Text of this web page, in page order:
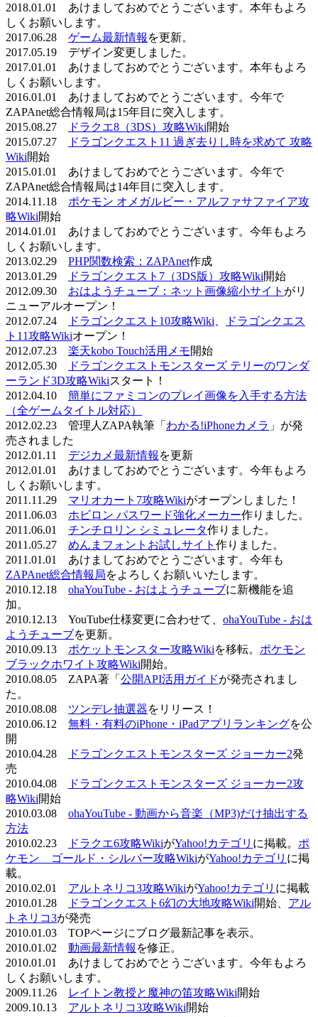
2018.01.01 あけましておめでとうございます。本年もよろ
しくお願いします。
2017.06.28 ゲーム最新情報 を更新。
2017.05.19 デザイン変更しました。
2017.01.01 あけましておめでとうございます。本年もよろ
しくお願いします。
2016.01.01 あけましておめでとうございます。今年で
ZAPAnet総合情報局は15年目に突入します。
2015.08.27
ドラクエ8（3DS）攻略Wiki開始
2015.07.27
ドラゴンクエスト11 過ぎ去りし時を求めて 攻略
Wiki開始
2015.01.01 あけましておめでとうございます。今年で
ZAPAnet総合情報局は14年目に突入します。
2014.11.18 ポケモン オメガルビー・アルファサファイア攻
略Wiki開始
2014.01.01 あけましておめでとうございます。今年もよろ
しくお願いします。
2013.02.29 PHP関数検索：ZAPAnet作成
2013.01.29
ドラゴンクエスト7（3DS版）攻略Wiki開始
2012.09.30 おはようチューブ：ネット画像縮小サイト がリ
ニューアルオープン！
2012.07.24
ドラゴンクエスト10攻略Wiki
ドラゴンクエス
ト11攻略Wikiオープン！
2012.07.23 楽天kobo Touch活用メモ開始
2012.05.30
ドラゴンクエストモンスターズ テリーのワンダ
ーランド3D攻略Wikiスタート！
2012.04.10 簡単にファミコンのプレイ画像を入手する方法
（全ゲームタイトル対応）
2012.02.23 管理人ZAPA執筆「 わかる!iPhoneカメラ 」が発
売されました
2012.01.11 デジカメ最新情報 を更新
2012.01.01 あけましておめでとうございます。今年もよろ
しくお願いします。
2011.11.29 マリオカート7攻略Wikiがオープンしました！
2011.06.03 ホビロン パスワード強化メーカー作りました。
2011.06.01 チンチロリン シミュレータ作りました。
2011.05.27 めんまフォントお試しサイト 作りました。
2011.01.01 あけましておめでとうございます。今年も
ZAPAnet総合情報局をよろしくお願いいたします。
2010.12.18 ohaYouTube - おはようチューブに新機能を追
加。
2010.12.13 YouTube仕様変更に合わせて、 ohaYouTube - おは
ようチューブを更新。
2010.09.13 ポケットモンスター攻略Wikiを移転。 ポケモン
ブラックホワイト攻略Wiki開始。
2010.08.05 ZAPA著「 公開API活用ガイドが発売されまし
た。
2010.08.08 ツンデレ抽選器をリリース！
2010.06.12 無料・有料のiPhone・iPadアプリランキングを公
開
2010.04.28
ドラゴンクエストモンスターズ ジョーカー2発
売
2010.04.08
ドラゴンクエストモンスターズ ジョーカー2攻
略Wiki開始
2010.03.08 ohaYouTube - 動画から音楽（MP3)だけ抽出する
方法
2010.02.23
ドラクエ6攻略WikiがYahoo!カテゴリ に掲載。 ポ
ケモン ゴールド・シルバー攻略WikiがYahoo!カテゴリ に掲
載。
2010.02.01 アルトネリコ3攻略WikiがYahoo!カテゴリ に掲載
2010.01.28
ドラゴンクエスト6幻の大地攻略Wiki開始、 アル
トネリコ3が発売
2010.01.03 TOPページにブログ最新記事を表示。
2010.01.02 動画最新情報 を修正。
2010.01.01 あけましておめでとうございます。今年もよろ
しくお願いします。
2009.11.26
レイトン教授と魔神の笛攻略Wiki開始
2009.10.13 アルトネリコ3攻略Wiki開始